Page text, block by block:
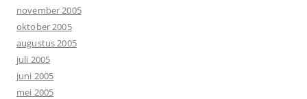
november 2005
oktober 2005
augustus 2005
juli 2005
juni 2005
mei 2005